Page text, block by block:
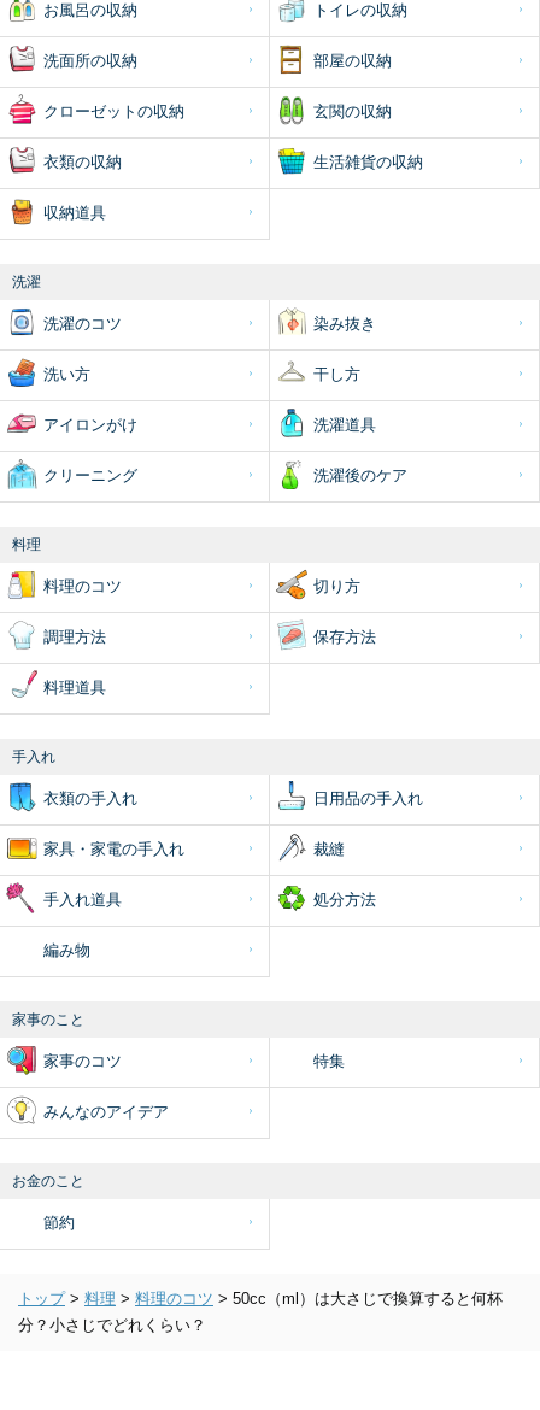
お風呂の収納 トイレの収納
洗面所の収納 部屋の収納
クローゼットの収納 玄関の収納
衣類の収納 生活雑貨の収納
収納道具
洗濯
洗濯のコツ 染み抜き
洗い方 干し方
アイロンがけ 洗濯道具
クリーニング 洗濯後のケア
料理
料理のコツ 切り方
調理方法 保存方法
料理道具
手入れ
衣類の手入れ 日用品の手入れ
家具・家電の手入れ 裁縫
手入れ道具 処分方法
編み物
家事のこと
家事のコツ 特集
みんなのアイデア
お金のこと
節約
トップ > 料理 > 料理のコツ > 50cc（ml）は大さじで換算すると何杯
分？小さじでどれくらい？